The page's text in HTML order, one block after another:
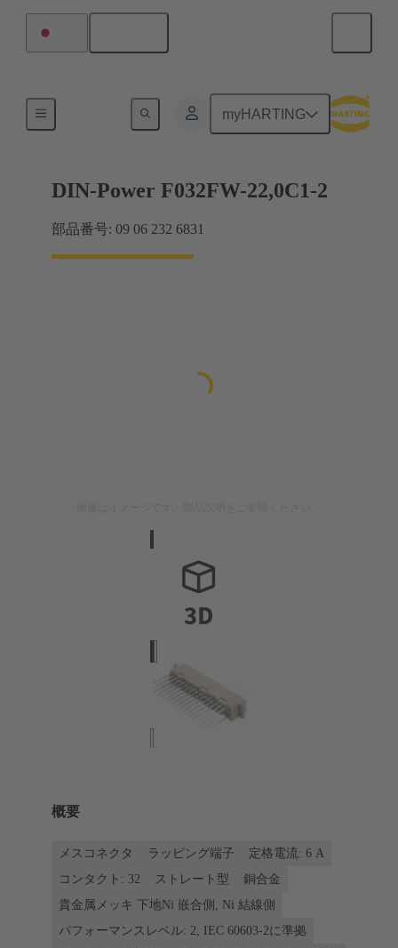
myHARTING
DIN-Power F032FW-22,0C1-2
部品番号: 09 06 232 6831
概要
メスコネクタ ラッピング端子
定格電流: ‌6 A
コンタクト: 32
ストレート型
銅合金
貴金属メッキ 下地Ni 嵌合側, Ni 結線側
パフォーマンスレベル: 2, IEC 60603-2に準拠